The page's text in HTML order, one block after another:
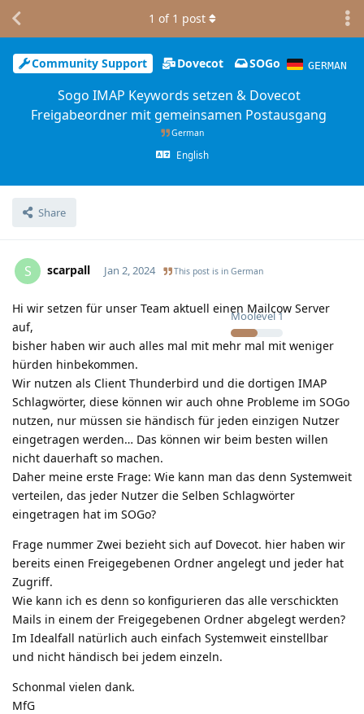
Community Support Dovecot SOGo GERMAN
Sogo IMAP Keywords setzen & Dovecot
Freigabeordner mit gemeinsamen Postausgang
German
English
Share
1 of 1 post
S scarpall
Moolevel1
Jan 2, 2024 This post is in German
Hi wir setzen für unser Team aktuell einen Mailcow Server
auf,
bisher haben wir auch alles mal mit mehr mal mit weniger
hürden hinbekommen.
Wir nutzen als Client Thunderbird und die dortigen IMAP
Schlagwörter, diese können wir auch ohne Probleme im SOGo
nutzen, nur müssen sie händisch für jeden einzigen Nutzer
eingetragen werden… Das können wir beim besten willen
nicht dauerhaft so machen.
Daher meine erste Frage: Wie kann man das denn Systemweit
verteilen, das jeder Nutzer die Selben Schlagwörter
eingetragen hat im SOGo?
Frage nummer Zwei bezieht sich auf Dovecot. hier haben wir
bereits einen Freigegebenen Ordner angelegt und jeder hat
Zugriff.
Wie kann ich es denn so konfigurieren das alle verschickten
Mails in einem der Freigegebenen Ordner abgelegt werden?
Im Idealfall natürlich auch einfach Systemweit einstellbar
und nicht händisch bei jedem einzeln.
Schonmal vielen dank.
MfG